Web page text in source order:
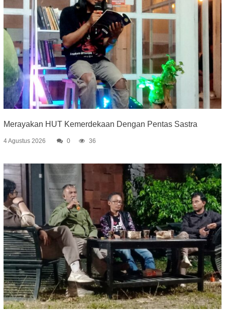
Merayakan HUT Kemerdekaan Dengan Pentas Sastra
4 Agustus 2026 0 36